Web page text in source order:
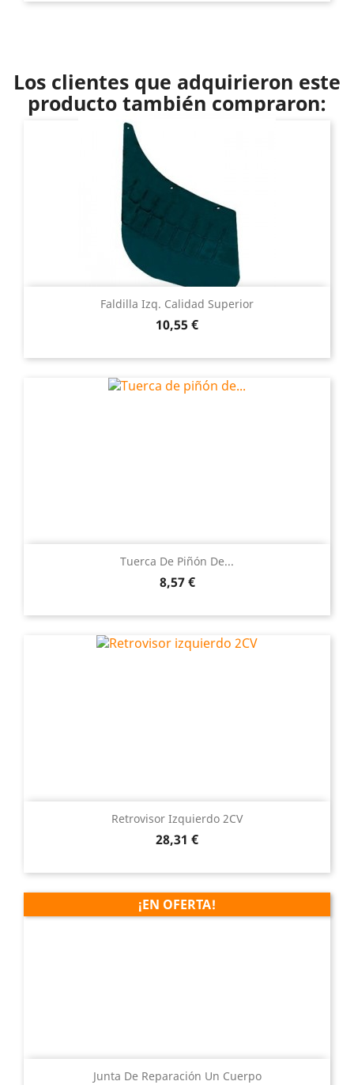
Los clientes que adquirieron este
producto también compraron:
Faldilla Izq. Calidad Superior
Precio
10,55 €
Tuerca De Piñón De...
Precio
8,57 €
Retrovisor Izquierdo 2CV
Precio
28,31 €
Junta De Reparación Un Cuerpo
¡EN OFERTA!